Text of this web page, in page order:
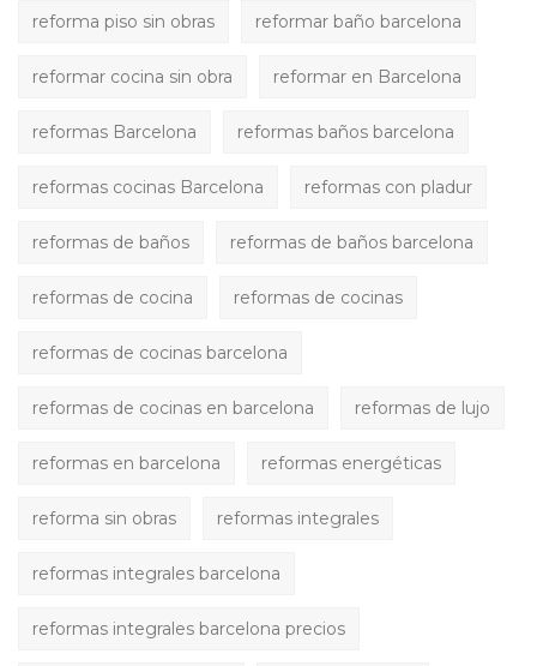
reforma piso sin obras reformar baño barcelona
reformar cocina sin obra reformar en Barcelona
reformas Barcelona reformas baños barcelona
reformas cocinas Barcelona reformas con pladur
reformas de baños reformas de baños barcelona
reformas de cocina reformas de cocinas
reformas de cocinas barcelona
reformas de cocinas en barcelona reformas de lujo
reformas en barcelona reformas energéticas
reforma sin obras reformas integrales
reformas integrales barcelona
reformas integrales barcelona precios